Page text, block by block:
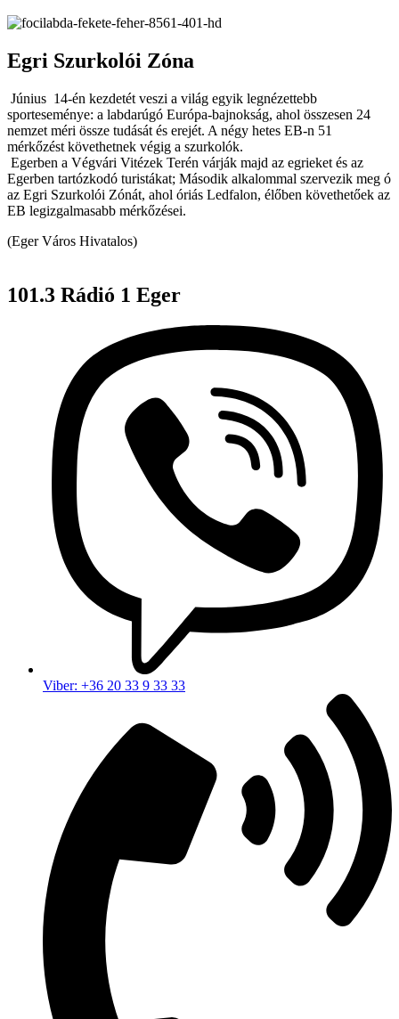
Egri Szurkolói Zóna
Június 14-én kezdetét veszi a világ egyik legnézettebb
sporteseménye: a labdarúgó Európa-bajnokság, ahol összesen 24
nemzet méri össze tudását és erejét. A négy hetes EB-n 51
mérkőzést követhetnek végig a szurkolók.
Egerben a Végvári Vitézek Terén várják majd az egrieket és az
Egerben tartózkodó turistákat; Második alkalommal szervezik meg ó
az Egri Szurkolói Zónát, ahol óriás Ledfalon, élőben követhetőek az
EB legizgalmasabb mérkőzései.
(Eger Város Hivatalos)
101.3 Rádió 1 Eger
Viber: +36 20 33 9 33 33